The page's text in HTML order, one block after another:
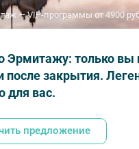
— VIP-программы от 4900
Эрмитажу: только
после закрытия.
для вас.
предложение